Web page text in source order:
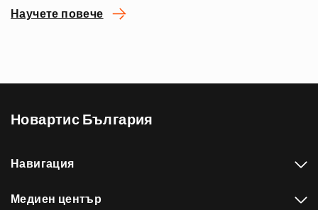
Научете повече
Новартис България
Навигация
Медиен център